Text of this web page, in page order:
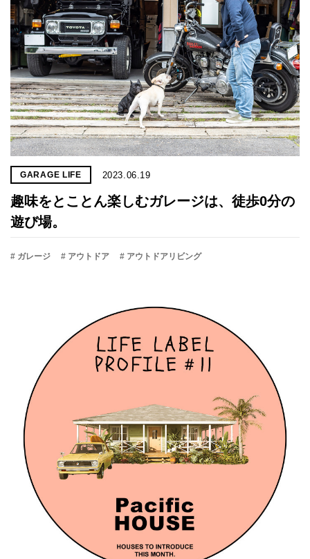
GARAGE LIFE 2023.06.19
趣味をとことん楽しむガレージは、徒歩0分の
遊び場。
# ガレージ # アウトドア # アウトドアリビング